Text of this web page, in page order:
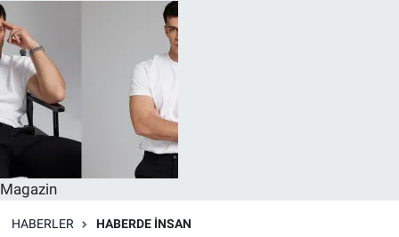
Magazin
HABERLER HABERDE INSAN